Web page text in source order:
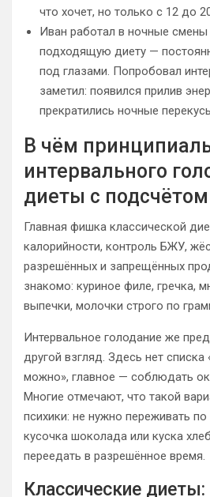
что хочет, но только с 12 до
Иван работал в ночные смены
подходящую диету —
под глазами. Попробовал
заметил: появился прилив
прекратились ночные
В чём
интервального
диеты с
Главная фишка классической
калорийности, контроль БЖУ,
разрешённых и запрещённых
знакомо: куриное филе, гречка,
выпечки, молочки строго по
Интервальное голодание же
другой взгляд. Здесь нет списка
можно», главное — соблюдать
Многие отмечают, что такой
психики: не нужно переживать
кусочка шоколада или куска
переедать в разрешённое время.
Классические